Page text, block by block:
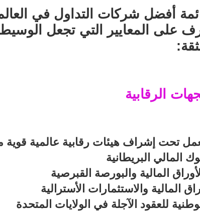
أفضل شركات التداول في
على المعايير التي تجعل الوسيط
الرقابية
تعمل تحت إشرافهيئات رقابية عالمية قوية